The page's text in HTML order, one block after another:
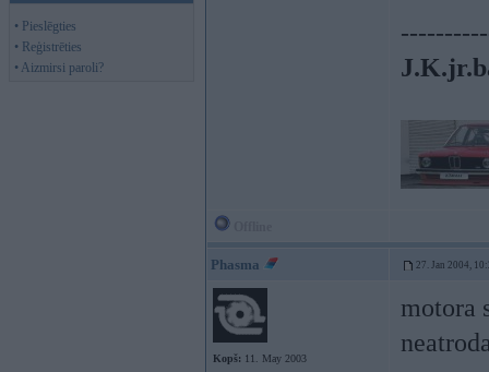
• Pieslēgties
• Reģistrēties
• Aizmirsi paroli?
Phasma 27. Jan 2004,
Kopš: 11. May 2003
motora